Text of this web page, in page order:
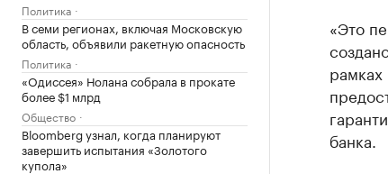
Политика
В семи регионах, включая Московскую
область, объявили ракетную опасность
Политика
«Одиссея» Нолана собрала в прокате
более $1 млрд
Общество
Bloomberg узнал, когда планируют
завершить испытания «Золотого
купола»
«Это
банка.